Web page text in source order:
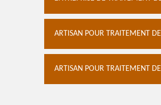
ARTISAN POUR TRAITEMENT
ARTISAN POUR TRAITEMENT